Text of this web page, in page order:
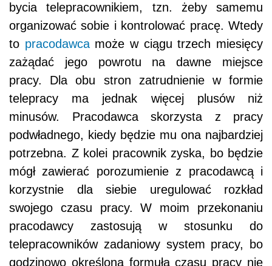
bycia telepracownikiem, tzn. żeby samemu
organizować sobie i kontrolować pracę. Wtedy
to pracodawcamoże w ciągu trzech miesięcy
zażądać jego powrotu na dawne miejsce
pracy. Dla obu stron zatrudnienie w formie
telepracy ma jednak więcej plusów niż
minusów. Pracodawca skorzysta z pracy
podwładnego, kiedy będzie mu ona najbardziej
potrzebna. Z kolei pracownik zyska, bo będzie
mógł zawierać porozumienie z pracodawcą i
korzystnie dla siebie uregulować rozkład
swojego czasu pracy. W moim przekonaniu
pracodawcy zastosują w stosunku do
telepracowników zadaniowy system pracy, bo
godzinowo określona formuła czasu pracy nie